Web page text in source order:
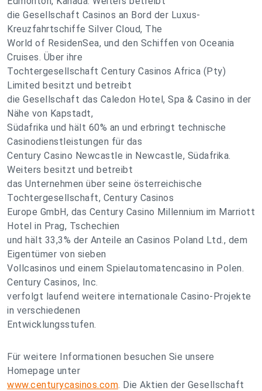
die Gesellschaft Casinos an Bord der Luxus-
Kreuzfahrtschiffe Silver Cloud, The
World of ResidenSea, und den Schiffen von Oceania
Cruises. Über ihre
Tochtergesellschaft Century Casinos Africa (Pty)
Limited besitzt und betreibt
die Gesellschaft das Caledon Hotel, Spa & Casino in der
Nähe von Kapstadt,
Südafrika und hält 60% an und erbringt technische
Casinodienstleistungen für das
Century Casino Newcastle in Newcastle, Südafrika.
Weiters besitzt und betreibt
das Unternehmen über seine österreichische
Tochtergesellschaft, Century Casinos
Europe GmbH, das Century Casino Millennium im Marriott
Hotel in Prag, Tschechien
und hält 33,3% der Anteile an Casinos Poland Ltd., dem
Eigentümer von sieben
Vollcasinos und einem Spielautomatencasino in Polen.
Century Casinos, Inc.
verfolgt laufend weitere internationale Casino-Projekte
in verschiedenen
Entwicklungsstufen.
Für weitere Informationen besuchen Sie unsere
Homepage unter
www.centurycasinos.com. Die Aktien der Gesellschaft